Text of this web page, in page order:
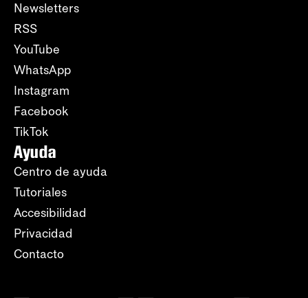
Newsletters
RSS
YouTube
WhatsApp
Instagram
Facebook
TikTok
Ayuda
Centro de ayuda
Tutoriales
Accesibilidad
Privacidad
Contacto